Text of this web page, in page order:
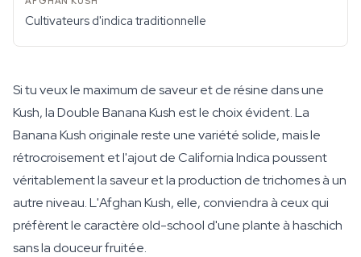
Cultivateurs d'indica traditionnelle
Si tu veux le maximum de saveur et de résine dans une
Kush, la Double Banana Kush est le choix évident. La
Banana Kush originale reste une variété solide, mais le
rétrocroisement et l'ajout de California Indica poussent
véritablement la saveur et la production de trichomes à un
autre niveau. L'Afghan Kush, elle, conviendra à ceux qui
préfèrent le caractère old-school d'une plante à haschich
sans la douceur fruitée.